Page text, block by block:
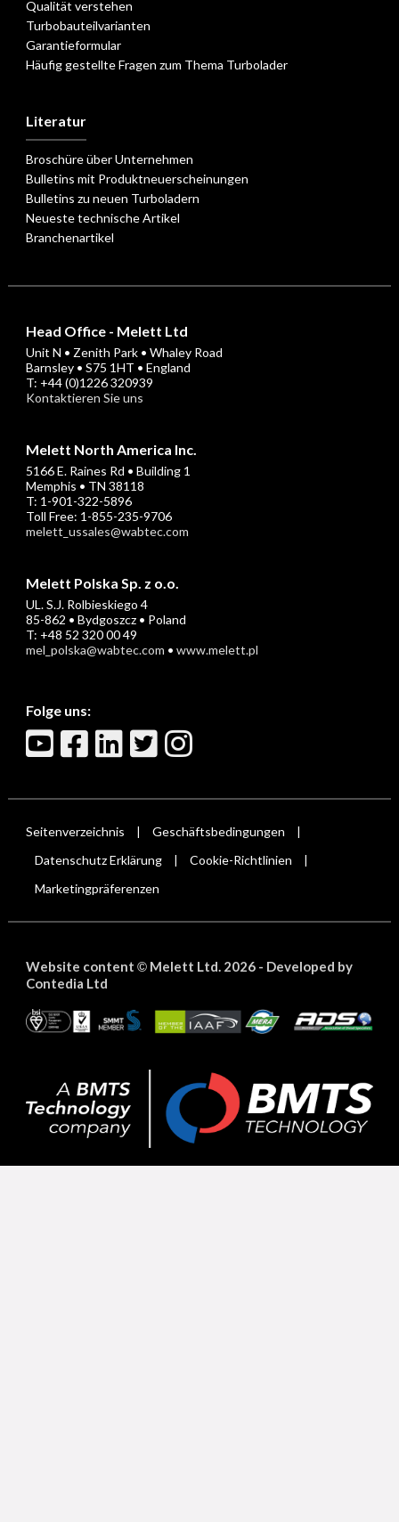
Qualität verstehen
Turbobauteilvarianten
Garantieformular
Häufig gestellte Fragen zum Thema Turbolader
Literatur
Broschüre über Unternehmen
Bulletins mit Produktneuerscheinungen
Bulletins zu neuen Turboladern
Neueste technische Artikel
Branchenartikel
Head Office - Melett Ltd
Unit N • Zenith Park • Whaley Road
Barnsley • S75 1HT • England
T: +44 (0)1226 320939
Kontaktieren Sie uns
Melett North America Inc.
5166 E. Raines Rd • Building 1
Memphis • TN 38118
T: 1-901-322-5896
Toll Free: 1-855-235-9706
melett_ussales@wabtec.com
Melett Polska Sp. z o.o.
UL. S.J. Rolbieskiego 4
85-862 • Bydgoszcz • Poland
T: +48 52 320 00 49
mel_polska@wabtec.com • www.melett.pl
Folge uns:
Seitenverzeichnis Geschäftsbedingungen
Datenschutz Erklärung Cookie-Richtlinien
Marketingpräferenzen
Website content ©Melett Ltd. 2026 - Developed by
Contedia Ltd